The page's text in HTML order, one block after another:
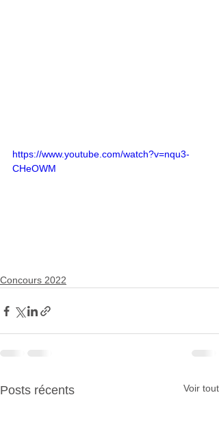
https://www.youtube.com/watch?v=nqu3-
CHeOWM
Concours 2022
Posts récents Voir tout